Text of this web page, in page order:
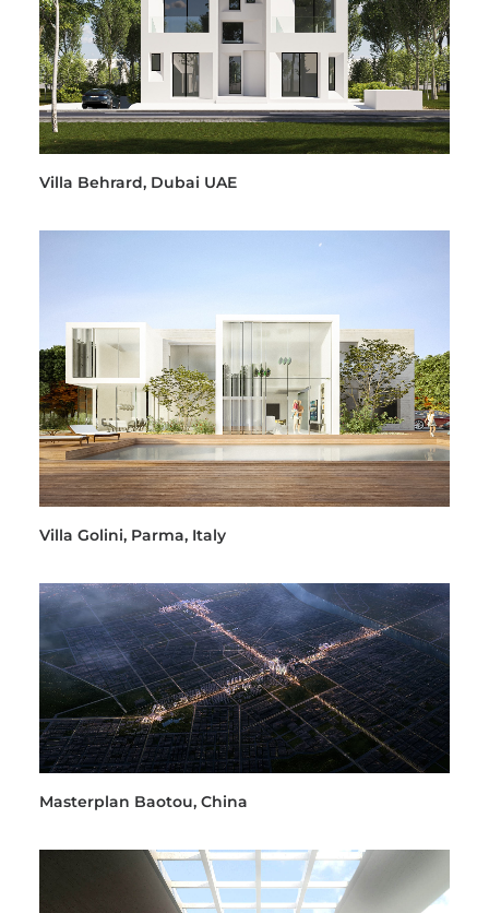
Villa Behrard, Dubai UAE
Villa Golini, Parma, Italy
Masterplan Baotou, China